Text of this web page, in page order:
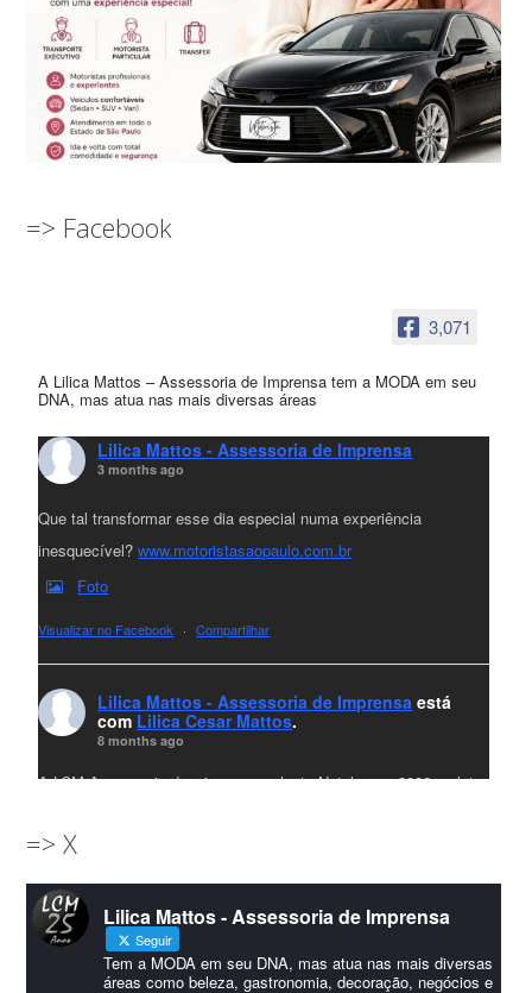
=> Facebook
3,071
A Lilica Mattos – Assessoria de Imprensa tem a MODA em seu
DNA, mas atua nas mais diversas áreas
Lilica Mattos - Assessoria de Imprensa
3 months ago
Que tal transformar esse dia especial numa experiência
inesquecível?www.motoristasaopaulo.com.br
Foto
Visualizar no Facebook · Compartilhar
Lilica Mattos - Assessoria de Imprensa está
com Lilica Cesar Mattos.
8 months ago
A LCM Assessoria deseja um excelente Natal e um 2026 repleto
amigos que sempre nos acompanham!🎄✨🥂❤️
#lcmassessoriassessoria#natal #merrychristmas #felizanonovo
#HappyNewYear
Foto
=> X
Lilica Mattos - Assessoria de Imprensa
Seguir
Tem a MODA em seu DNA, mas atua nas mais diversas
áreas como beleza, gastronomia, decoração, negócios e